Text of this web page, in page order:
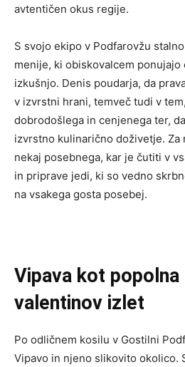
avtentičen okus regije.
S svojo ekipo v Podfarovžu
menije, ki obiskovalcem
izkušnjo. Denis poudarja, da
v izvrstni hrani, temveč tudi v
dobrodošlega in cenjenega ter,
izvrstno kulinarično doživetje. Za
nekaj posebnega, kar je čutiti v
in priprave jedi, ki so vedno
na vsakega gosta posebej.
Vipava kot
valentinov izlet
Po odličnem kosilu v Gostilni
Vipavo in njeno slikovito okolico.